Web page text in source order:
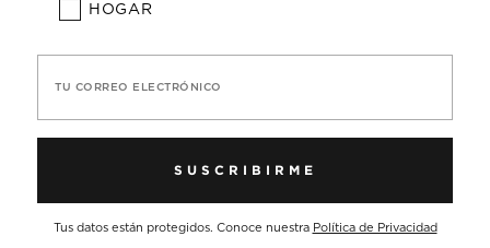
HOGAR
TU CORREO ELECTRÓNICO
SUSCRIBIRME
Tus datos están protegidos. Conoce nuestra Política de Privacidad